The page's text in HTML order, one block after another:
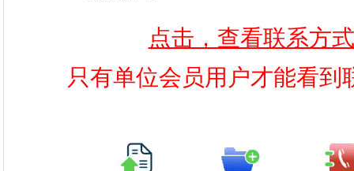
点击，查看联系方
只有单位会员用户才能看到